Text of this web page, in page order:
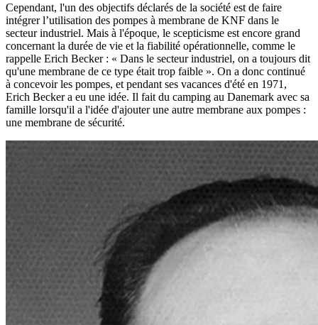
Cependant, l'un des objectifs déclarés de la société est de faire
intégrer l’utilisation des pompes à membrane de KNF dans le
secteur industriel. Mais à l'époque, le scepticisme est encore grand
concernant la durée de vie et la fiabilité opérationnelle, comme le
rappelle Erich Becker : « Dans le secteur industriel, on a toujours dit
qu'une membrane de ce type était trop faible ». On a donc continué
à concevoir les pompes, et pendant ses vacances d'été en 1971,
Erich Becker a eu une idée. Il fait du camping au Danemark avec sa
famille lorsqu'il a l'idée d'ajouter une autre membrane aux pompes :
une membrane de sécurité.